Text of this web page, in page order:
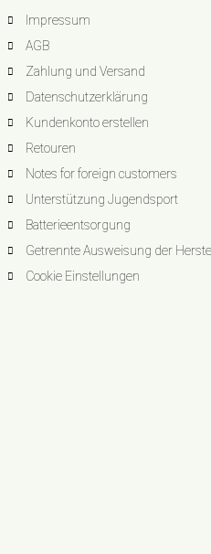
Impressum
AGB
Zahlung und Versand
Datenschutzerklärung
Kundenkonto erstellen
Retouren
Notes for foreign customers
Unterstützung Jugendsport
Batterieentsorgung
Getrennte Ausweisung der
Cookie Einstellungen